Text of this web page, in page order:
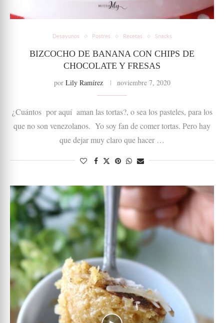
Desayunos Postres Recetas Snacks
BIZCOCHO DE BANANA CON CHIPS DE
CHOCOLATE Y FRESAS
por Lily Ramírez noviembre 7, 2020
¿Cuántos por aquí aman las tortas?, o sea los pasteles, para los
que no son venezolanos. Yo soy fan de comer tortas. Pero hay
que dejar muy claro que hacer …